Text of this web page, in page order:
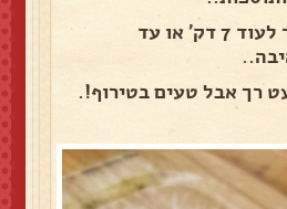
להכניס לתנור לעוד 7 דק' או עד
רך אבל טעים בטירוף!.